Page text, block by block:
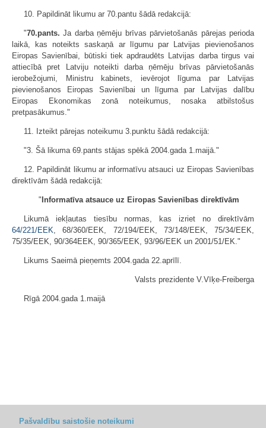
10. Papildināt likumu ar 70.pantu šādā redakcijā:
"70.pants. Ja darba ņēmēju brīvas pārvietošanās pārejas perioda
laikā, kas noteikts saskaņā ar līgumu par Latvijas pievienošanos
Eiropas Savienībai, būtiski tiek apdraudēts Latvijas darba tirgus vai
attiecībā pret Latviju noteikti darba ņēmēju brīvas pārvietošanās
ierobežojumi, Ministru kabinets, ievērojot līguma par Latvijas
pievienošanos Eiropas Savienībai un līguma par Latvijas dalību
Eiropas Ekonomikas zonā noteikumus, nosaka atbilstošus
pretpasākumus."
11. Izteikt pārejas noteikumu 3.punktu šādā redakcijā:
"3. Šā likuma 69.pants stājas spēkā 2004.gada 1.maijā."
12. Papildināt likumu ar informatīvu atsauci uz Eiropas Savienības
direktīvām šādā redakcijā:
" Informatīva atsauce uz Eiropas Savienības direktīvām
Likumā iekļautas tiesību normas, kas izriet no direktīvām
64/221/EEK, 68/360/EEK, 72/194/EEK, 73/148/EEK, 75/34/EEK,
75/35/EEK, 90/364EEK, 90/365/EEK, 93/96/EEK un 2001/51/EK."
Likums Saeimā pieņemts 2004.gada 22.aprīlī.
Valsts prezidente V.Vīķe-Freiberga
Rīgā 2004.gada 1.maijā
Pašvaldību saistošie noteikumi